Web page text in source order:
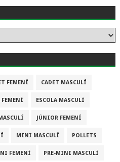
FEMENÍ CADET MASCULÍ
FEMENÍ ESCOLA MASCULÍ
JÚNIOR FEMENÍ
MINI MASCULÍ POLLETS
FEMENÍ PRE-MINI MASCULÍ